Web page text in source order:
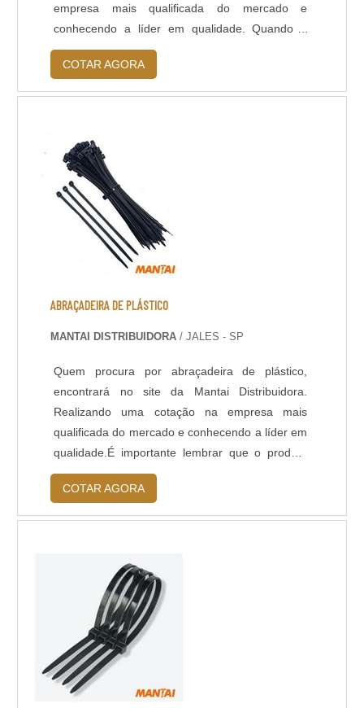
empresa mais qualificada do mercado e
conhecendo a líder em qualidade. Quando o
tema é abraçadeira de nylon enforca gato, com
os colaboradores da Mantai Distribuidora poderá
contar ótima qualidade com entrega em todo o
maneiras eficientes de d...
COTAR AGORA
ABRAÇADEIRA DE PLÁSTICO
MANTAI DISTRIBUIDORA/ JALES - SP
Quem procura por abraçadeira de plástico,
encontrará no site da Mantai Distribuidora.
Realizando uma cotação na empresa mais
qualificada do mercado e conhecendo a líder em
qualidade.É importante lembrar que o produto
deve sempre ser adquirido com empresas
especializadas no segmento. Esse tipo de
cuidado ajuda a garantir a qualidade e
defeituosas. ...
COTAR AGORA